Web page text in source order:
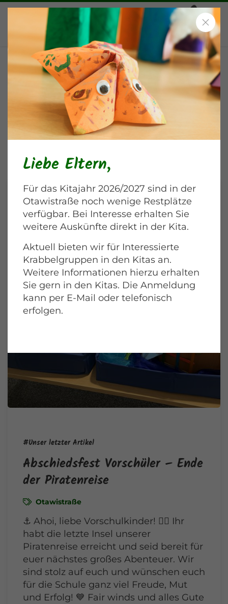
News & Events
#Unser letzter Artikel
Abschiedsfest Vorschüler – Ende
der Piratenreise
Otawistraße
⚓️ Ahoi, liebe Vorschulkinder! 🏴‍☠️ Ihr
habt die letzte Insel unserer
Piratenreise erreicht und seid bereit für
euer nächstes großes Abenteuer. Wir
sind stolz auf euch und wünschen euch
für die Schule ganz viel Freude, Mut
und Erfolg! 💙 Fair winds und alles Gute
Liebe Eltern,
Für das Kitajahr 2026/2027 sind in der
Otawistraße noch wenige Restplätze
verfügbar. Bei Interesse erhalten Sie
weitere Auskünfte direkt in der Kita.
Aktuell bieten wir für Interessierte
Krabbelgruppen in den Kitas an.
Weitere Informationen hierzu erhalten
Sie gern in den Kitas. Die Anmeldung
kann per E-Mail oder telefonisch
erfolgen.